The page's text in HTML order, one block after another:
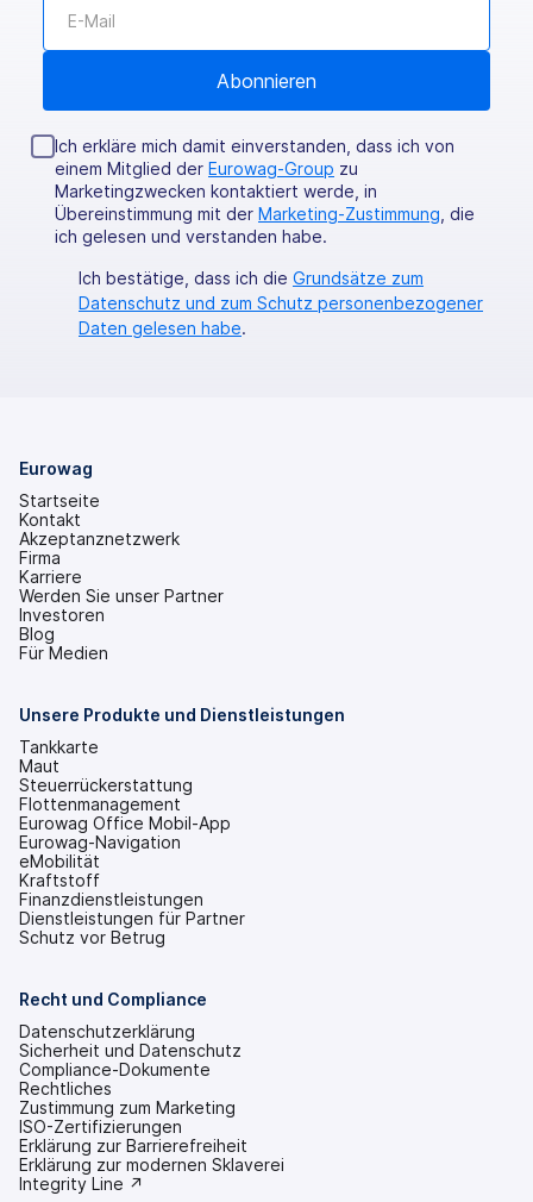
Ich erkläre mich damit einverstanden, dass ich von
einem Mitglied der Eurowag-Group zu
Marketingzwecken kontaktiert werde, in
Übereinstimmung mit der Marketing-Zustimmung , die
ich gelesen und verstanden habe.
Ich bestätige, dass ich die Grundsätze zum
Datenschutz und zum Schutz personenbezogener
Daten gelesen habe.
Eurowag
Startseite
Kontakt
Akzeptanznetzwerk
Firma
Karriere
Werden Sie unser Partner
Investoren
(wird
in
Tab
Blog
Für Medien
Unsere Produkte und Dienstleistungen
Tankkarte
Maut
Steuerrückerstattung
Flottenmanagement
Eurowag Office Mobil-App
Eurowag-Navigation
eMobilität
Kraftstoff
Finanzdienstleistungen
Dienstleistungen für Partner
Schutz vor Betrug
Recht und Compliance
Datenschutzerklärung
Sicherheit und Datenschutz
Compliance-Dokumente
Rechtliches
Zustimmung zum Marketing
ISO-Zertifizierungen
Erklärung zur Barrierefreiheit
(wird
in
Erklärung zur modernen Sklaverei
(wird
Integrity Line ↗